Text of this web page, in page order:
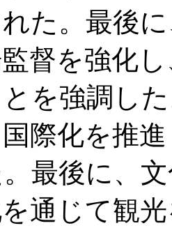
れた。最後
督を強化
を強調し
際化を推
最後に、
通じて観